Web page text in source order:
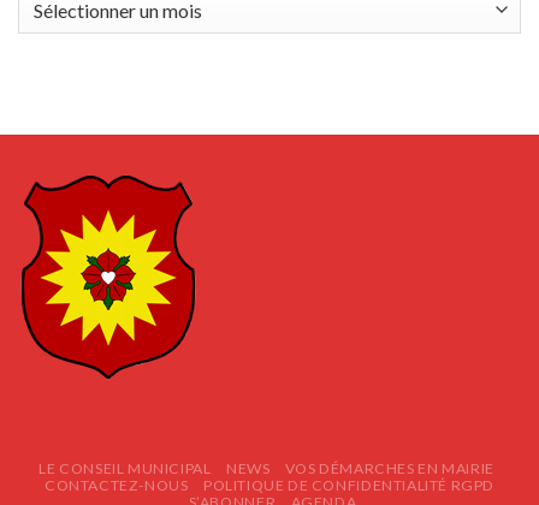
LE CONSEIL MUNICIPAL NEWS
VOS DÉMARCHES EN MAIRIE
CONTACTEZ-NOUS
POLITIQUE DE CONFIDENTIALITÉ RGPD